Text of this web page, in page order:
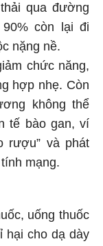
qua đường
còn lại đi
nặng nề.
chức năng,
hợp nhẹ. Còn
không thể
tế bào gan, ví
rượu” và phát
mạng.
uống thuốc
hại cho dạ dày